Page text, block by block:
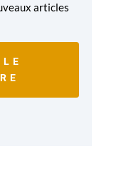
articles